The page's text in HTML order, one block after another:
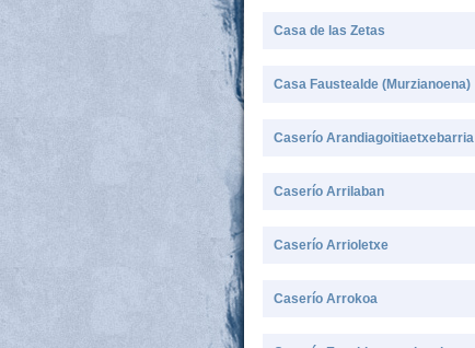
Casa de las Zetas
Casa Faustealde (Murzianoena)
Caserío Arandiagoitiaetxebarria
Caserío Arrilaban
Caserío Arrioletxe
Caserío Arrokoa